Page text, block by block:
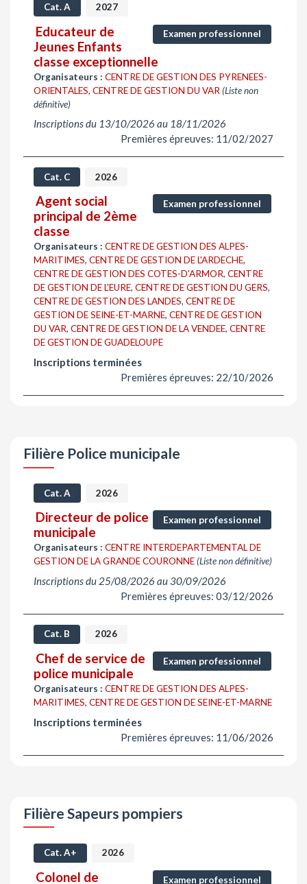
Cat. A 2027
Examen professionnel
Educateur de
Jeunes Enfants
classe exceptionnelle
Organisateurs : CENTRE DE GESTION DES PYRENEES-
ORIENTALES, CENTRE DE GESTION DU VAR (Liste non
définitive)
Inscriptions du 13/10/2026 au 18/11/2026
Premières épreuves: 11/02/2027
Cat. C 2026
Examen professionnel
Agent social
principal de 2ème
classe
Organisateurs : CENTRE DE GESTION DES ALPES-
MARITIMES, CENTRE DE GESTION DE L'ARDECHE,
CENTRE DE GESTION DES COTES-D'ARMOR, CENTRE
DE GESTION DE L'EURE, CENTRE DE GESTION DU GERS,
CENTRE DE GESTION DES LANDES, CENTRE DE
GESTION DE SEINE-ET-MARNE, CENTRE DE GESTION
DU VAR, CENTRE DE GESTION DE LA VENDEE, CENTRE
DE GESTION DE GUADELOUPE
Inscriptions terminées
Premières épreuves: 22/10/2026
Filière Police municipale
Cat. A 2026
Examen professionnel
Directeur de police
municipale
Organisateurs : CENTRE INTERDEPARTEMENTAL DE
GESTION DE LA GRANDE COURONNE (Liste non définitive)
Inscriptions du 25/08/2026 au 30/09/2026
Premières épreuves: 03/12/2026
Cat. B 2026
Examen professionnel
Chef de service de
police municipale
Organisateurs : CENTRE DE GESTION DES ALPES-
MARITIMES, CENTRE DE GESTION DE SEINE-ET-MARNE
Inscriptions terminées
Premières épreuves: 11/06/2026
Filière Sapeurs pompiers
Cat. A+ 2026
Examen professionnel
Colonel de